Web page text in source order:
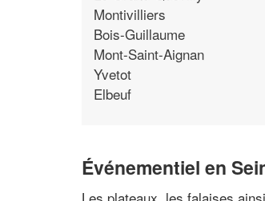
Montivilliers
Bois-Guillaume
Mont-Saint-Aignan
Yvetot
Elbeuf
Événementiel en
Les plateaux, les falaises